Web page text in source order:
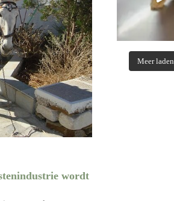
wordt
Meer laden